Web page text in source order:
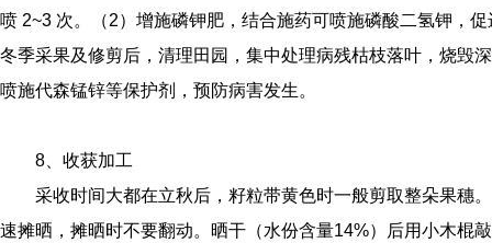
喷 2~3 次。（2）增施磷钾肥，结合施药可喷施磷酸二氢钾，
冬季采果及修剪后，清理田园，集中处理病残枯枝落叶，烧毁
喷施代森锰锌等保护剂，预防病害发生。
8、收获加工
采收时间大都在立秋后，籽粒带黄色时一般剪取整朵果穗
速摊晒，摊晒时不要翻动。晒干（水份含量14%）后用小木棍